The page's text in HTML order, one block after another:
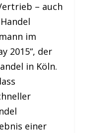
– auch
im
2015“, der
in Köln.
einer